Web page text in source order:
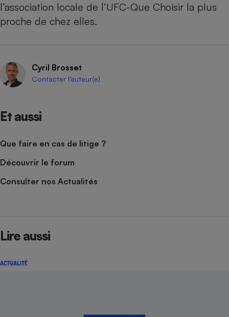
l’association locale de l’UFC-Que Choisir la plus
proche de chez elles.
Cyril Brosset
Contacter l’auteur(e)
Et aussi
Que faire en cas de litige ?
Découvrir le forum
Consulter nos Actualités
Lire aussi
ACTUALITÉ